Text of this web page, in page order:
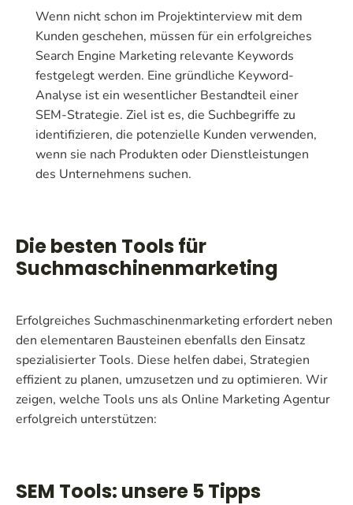
Wenn nicht schon im Projektinterview mit dem
Kunden geschehen, müssen für ein erfolgreiches
Search Engine Marketing relevante Keywords
festgelegt werden. Eine gründliche Keyword-
Analyse ist ein wesentlicher Bestandteil einer
SEM-Strategie. Ziel ist es, die Suchbegriffe zu
identifizieren, die potenzielle Kunden verwenden,
wenn sie nach Produkten oder Dienstleistungen
des Unternehmens suchen.
Die besten Tools für
Suchmaschinenmarketing
Erfolgreiches Suchmaschinenmarketing erfordert neben
den elementaren Bausteinen ebenfalls den Einsatz
spezialisierter Tools. Diese helfen dabei, Strategien
effizient zu planen, umzusetzen und zu optimieren. Wir
zeigen, welche Tools uns als Online Marketing Agentur
erfolgreich unterstützen:
SEM Tools: unsere 5 Tipps